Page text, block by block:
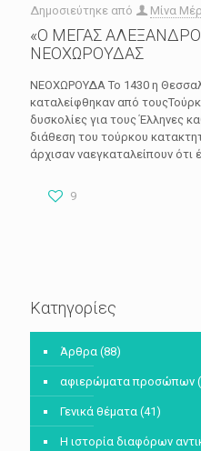
Δημοσιεύτηκε από Μίνα
«Ο ΜΕΓΑΣ
ΝΕΟΧΩΡΟΥΔΑΣ
ΝΕΟΧΩΡΟΥΔΑ Το 1430 η
καταλείφθηκαν από
δυσκολίες για τους Έλληνες
διάθεση του τούρκου
άρχισαν ναεγκαταλείπουν ότι
9
Κατηγορίες
Άρθρα (88)
αφιερώματα προσώπων
Γενικά θέματα (41)
Η ιστορία διαφόρων